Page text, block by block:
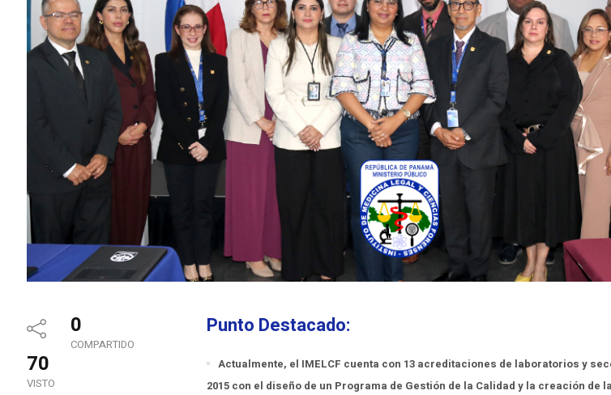
0
COMPARTIDO
70
VISTO
Punto Destacado:
Actualmente, el IMELCF cuenta con 13 acreditaciones de laboratorios y
2015 con el diseño de un Programa de Gestión de la Calidad y la creación de